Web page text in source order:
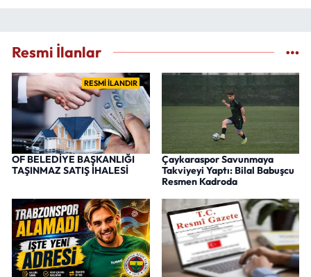
Resmi İlanlar
RESMİ İLANDIR
OF BELEDİYE BAŞKANLIĞI
TAŞINMAZ SATIŞ İHALESİ
Çaykaraspor Savunmaya
Takviyeyi Yaptı: Bilal Babuşcu
Resmen Kadroda